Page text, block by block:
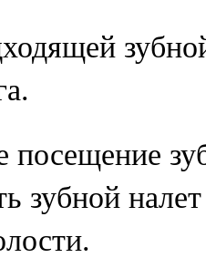
посещение
зубной